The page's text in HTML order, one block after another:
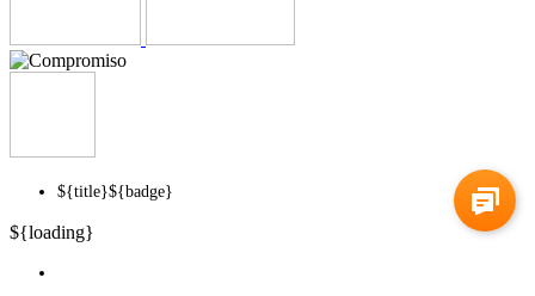
${title}${badge}
${loading}